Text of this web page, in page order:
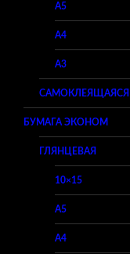
A5
A4
A3
САМОКЛЕЯЩАЯСЯ
БУМАГА ЭКОНОМ
ГЛЯНЦЕВАЯ
10×15
A5
A4